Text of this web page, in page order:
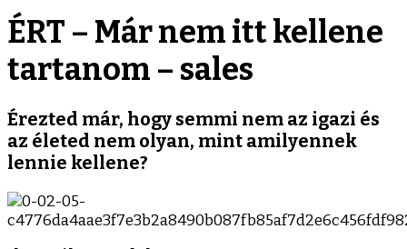
ÉRT – Már nem itt kellene
tartanom – sales
Érezted már, hogy semmi nem az igazi és
az életed nem olyan, mint amilyennek
lennie kellene?